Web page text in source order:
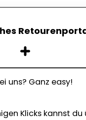
uns? Ganz easy!
Klicks kannst